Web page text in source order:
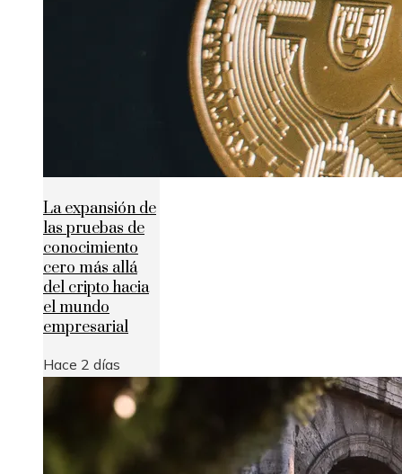
La expansión de
las pruebas de
conocimiento
cero más allá
del cripto hacia
el mundo
empresarial
Hace 2 días